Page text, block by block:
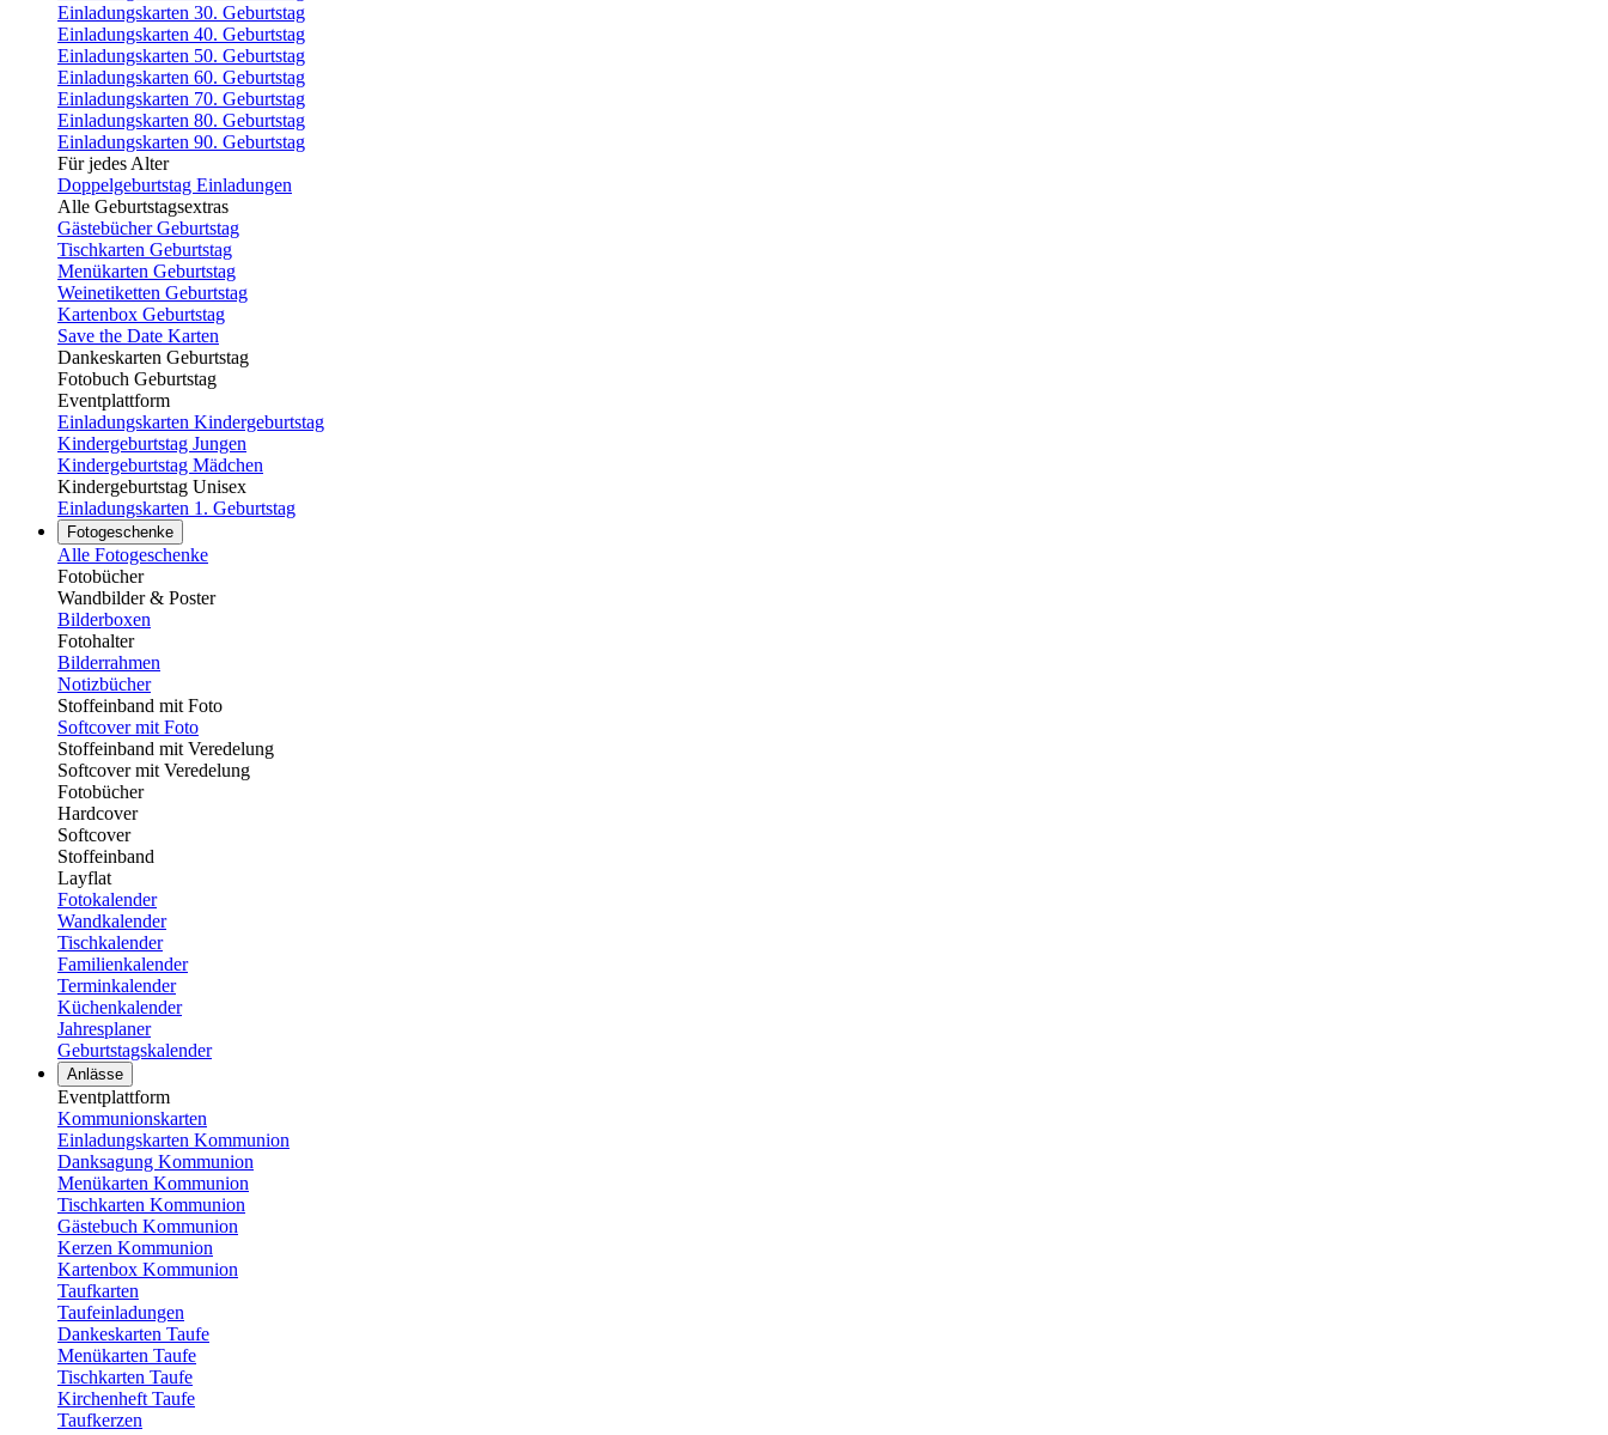
Einladungskarten 30. Geburtstag
Einladungskarten 40. Geburtstag
Einladungskarten 50. Geburtstag
Einladungskarten 60. Geburtstag
Einladungskarten 70. Geburtstag
Einladungskarten 80. Geburtstag
Einladungskarten 90. Geburtstag
Für jedes Alter
Doppelgeburtstag Einladungen
Alle Geburtstagsextras
Gästebücher Geburtstag
Tischkarten Geburtstag
Menükarten Geburtstag
Weinetiketten Geburtstag
Kartenbox Geburtstag
Save the Date Karten
Dankeskarten Geburtstag
Fotobuch Geburtstag
Eventplattform
Einladungskarten Kindergeburtstag
Kindergeburtstag Jungen
Kindergeburtstag Mädchen
Kindergeburtstag Unisex
Einladungskarten 1. Geburtstag
Fotogeschenke
Alle Fotogeschenke
Fotobücher
Wandbilder & Poster
Bilderboxen
Fotohalter
Bilderrahmen
Notizbücher
Stoffeinband mit Foto
Softcover mit Foto
Stoffeinband mit Veredelung
Softcover mit Veredelung
Fotobücher
Hardcover
Softcover
Stoffeinband
Layflat
Fotokalender
Wandkalender
Tischkalender
Familienkalender
Terminkalender
Küchenkalender
Jahresplaner
Geburtstagskalender
Anlässe
Eventplattform
Kommunionskarten
Einladungskarten Kommunion
Danksagung Kommunion
Menükarten Kommunion
Tischkarten Kommunion
Gästebuch Kommunion
Kerzen Kommunion
Kartenbox Kommunion
Taufkarten
Taufeinladungen
Dankeskarten Taufe
Menükarten Taufe
Tischkarten Taufe
Kirchenheft Taufe
Taufkerzen